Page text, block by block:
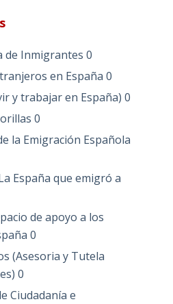
de Inmigrantes 0
en España 0
y trabajar en España) 0
0
la Emigración Española
España que emigró a
de apoyo a los
0
(Asesoria y Tutela
0
Ciudadanía e